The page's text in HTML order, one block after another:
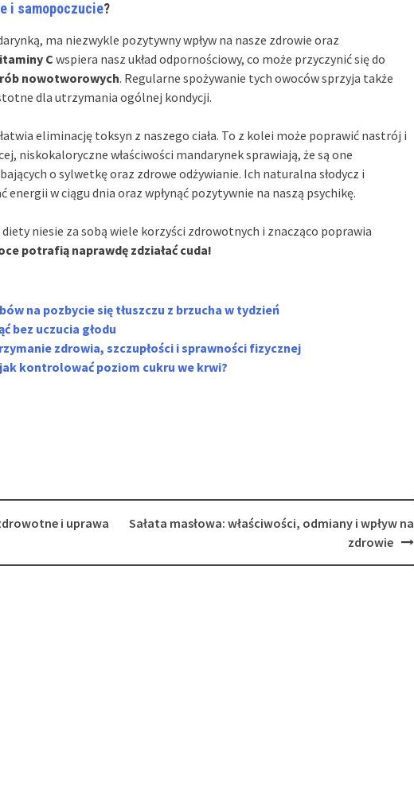
i samopoczucie?
ma niezwykle pozytywny wpływ na nasze zdrowie oraz
Cwspiera nasz układ odpornościowy, co może przyczynić się do
nowotworowych. Regularne spożywanie tych owoców sprzyja także
dla utrzymania ogólnej kondycji.
eliminację toksyn z naszego ciała. To z kolei może poprawić nastrój i
niskokaloryczne właściwości mandarynek sprawiają, że są one
o sylwetkę oraz zdrowe odżywianie. Ich naturalna słodycz i
w ciągu dnia oraz wpłynąć pozytywnie na naszą psychikę.
niesie za sobą wiele korzyści zdrowotnych i znacząco poprawia
potrafią naprawdę zdziałać cuda!
na pozbycie się tłuszczu z brzucha w tydzień
bez uczucia głodu
zdrowia, szczupłości i sprawności fizycznej
kontrolować poziom cukru we krwi?
i uprawa
Sałata masłowa: właściwości, odmiany i wpływ na
zdrowie